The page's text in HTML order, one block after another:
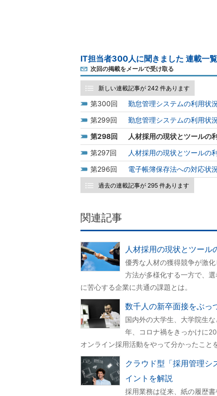
IT担当者300人に聞きました 連載一覧
次回の掲載をメールで受け取る
新しい連載記事が 242 件あります
300
勤怠管理システムの利用状
299
勤怠管理システムの利用状
298
人材採用の現状とツールの
297
人材採用の現状とツールの
296
電子帳簿保存法への対応状
過去の連載記事が 295 件あります
関連記事
人材採用の現状とツール
優秀な人材の獲得競争が激
方法が多様化する一方で、
に苦心する企業に共通の課題とは。
数千人の新卒面接をぶ
国内外の大学生、大学院生
年、コロナ禍をきっかけに
オンライン採用活動をやって分かったこと
クラウド型「採用管理
イントを解説
採用業務は従来、紙の履歴